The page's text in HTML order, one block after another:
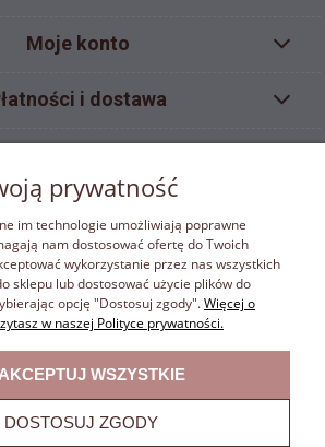
Moje konto
i dostawa
Informacje
ZAKAZ KOPIOWANIA
internetowym bonafora.pl objęte są ochroną wynikającą z
o prawie autorskim i prawach pokrewnych. Właścicielem
się kopiowania i rozpowszechniania zamieszczonych w
fotografii, grafik,banerów, znaków, tekstów itp. pod groźbą
sankcji prawnych.
prywatność
im technologie umożliwiają poprawne
nam dostosować ofertę do Twoich
wykorzystanie przez nas wszystkich
sklepu lub dostosować użycie plików do
opcję "Dostosuj zgody".Więcej o
w naszej Polityce prywatności.
DOSTOSUJ ZGODY
WSZYSTKIE